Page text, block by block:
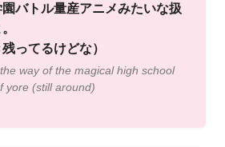
バトル量産アニメみたいな扱
残ってるけどな）
the way of the magical high school
yore (still around)